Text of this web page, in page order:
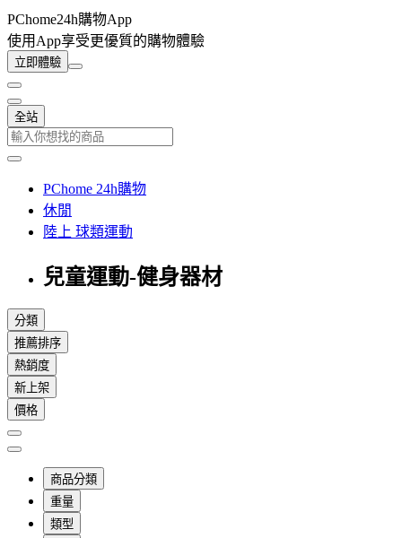
PChome24h購物App
使用App享受更優質的購物體驗
立即體驗
全站
PChome 24h購物
休閒
陸上 球類運動
兒童運動-健身器材
分類
推薦排序
熱銷度
新上架
價格
商品分類
重量
類型